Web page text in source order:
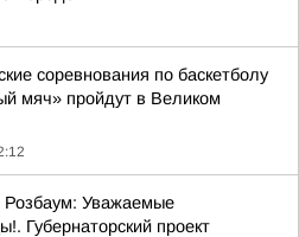
соревнования по баскетболу
мяч» пройдут в Великом
Розбаум: Уважаемые
Губернаторский проект